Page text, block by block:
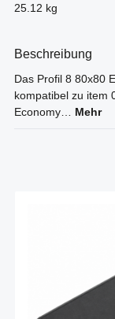
25.12 kg
Beschreibung
Das Profil 8 80x80
kompatibel zu item
Economy… Mehr